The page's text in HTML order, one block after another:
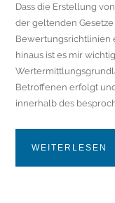
Dass die Erstellung
der geltenden
Bewertungsrichtlinien
hinaus ist es mir
Betroffenen erfolgt
innerhalb des
WEITERLESEN